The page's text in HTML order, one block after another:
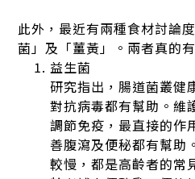
此外，最近有兩種食材討論
菌」及「薑黃」。兩者真的
益生菌
研究指出，腸道菌叢健
對抗病毒都有幫助。維
調節免疫，最直接的作
善腹瀉及便秘都有幫助
較慢，都是高齡者的常